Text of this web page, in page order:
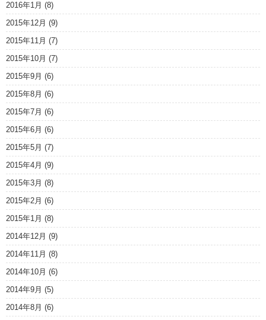
2016年1月 (8)
2015年12月 (9)
2015年11月 (7)
2015年10月 (7)
2015年9月 (6)
2015年8月 (6)
2015年7月 (6)
2015年6月 (6)
2015年5月 (7)
2015年4月 (9)
2015年3月 (8)
2015年2月 (6)
2015年1月 (8)
2014年12月 (9)
2014年11月 (8)
2014年10月 (6)
2014年9月 (5)
2014年8月 (6)